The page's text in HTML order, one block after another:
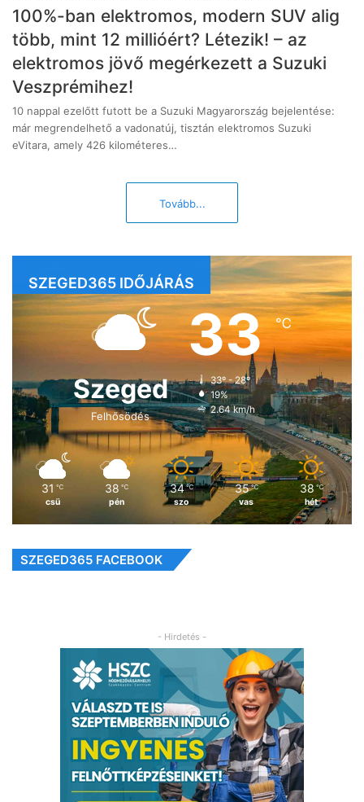
100%-ban elektromos, modern SUV alig
több, mint 12 millióért? Létezik! – az
elektromos jövő megérkezett a Suzuki
Veszprémihez!
10 nappal ezelőtt futott be a Suzuki Magyarország bejelentése:
már megrendelhető a vadonatúj, tisztán elektromos Suzuki
eVitara, amely 426 kilométeres…
Tovább...
SZEGED365 IDŐJÁRÁS
Szeged
Felhősödés
33℃
33º - 28º
19%
2.64 km/h
31 ℃
csü
38 ℃
pén
34 ℃
szo
35 ℃
vas
38 ℃
hét
SZEGED365 FACEBOOK
- Hirdetés -